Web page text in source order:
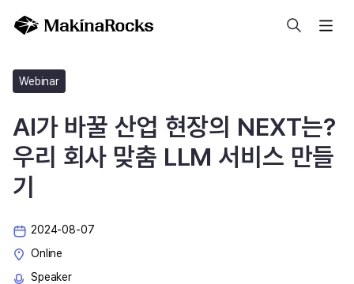
Webinar
AI가 바꿀 산업 현장의 NEXT는?
우리 회사 맞춤 LLM 서비스 만들
기
2024-08-07
Online
Speaker